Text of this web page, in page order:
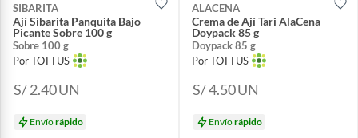
SIBARITA
Ají Sibarita Panquita Bajo
Picante Sobre 100 g
Sobre 100 g
Por TOTTUS
S/ 2.40UN
Envíorápido
ALACENA
Crema de Ají Tari AlaCena
Doypack 85 g
Doypack 85 g
Por TOTTUS
S/ 4.50UN
Envíorápido